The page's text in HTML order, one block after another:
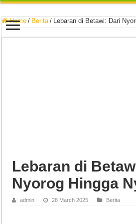
Home / Berita / Lebaran di Betawi: Dari
Lebaran di
Nyorog Hingga
admin 28 March 2025 Berita